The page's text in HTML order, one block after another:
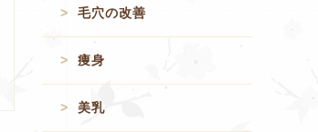
毛穴の改善
痩身
美乳